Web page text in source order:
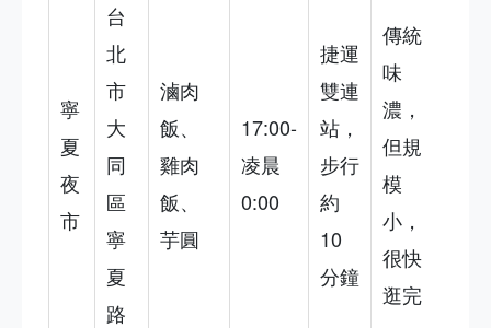
寧
夏
夜
市
台
北
市
大
同
區
寧
夏
路
滷肉
飯、
雞肉
飯、
芋圓
17:00-
凌晨
0:00
捷運
雙連
站，
步行
約
10
分鐘
傳統
味
濃，
但規
模
小，
很快
逛完